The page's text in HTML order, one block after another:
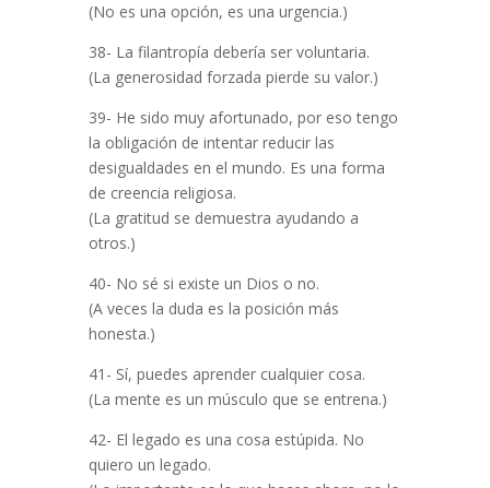
(No es una opción, es una urgencia.)
38- La filantropía debería ser voluntaria.
(La generosidad forzada pierde su valor.)
39- He sido muy afortunado, por eso tengo
la obligación de intentar reducir las
desigualdades en el mundo. Es una forma
de creencia religiosa.
(La gratitud se demuestra ayudando a
otros.)
40- No sé si existe un Dios o no.
(A veces la duda es la posición más
honesta.)
41- Sí, puedes aprender cualquier cosa.
(La mente es un músculo que se entrena.)
42- El legado es una cosa estúpida. No
quiero un legado.